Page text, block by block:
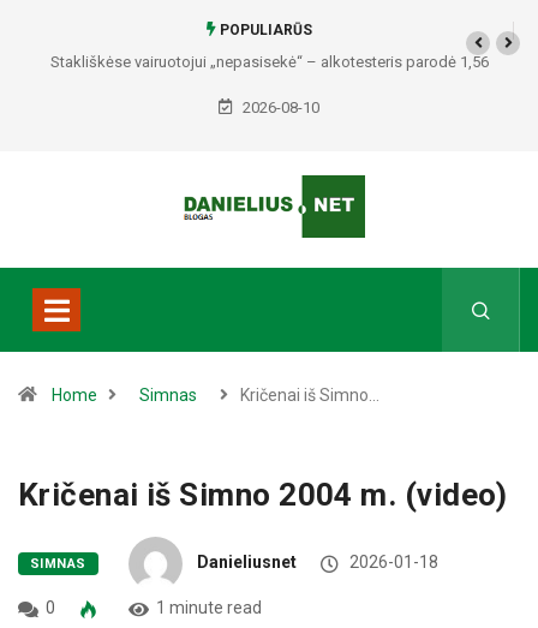
POPULIARŪS
Stakliškėse vairuotojui „nepasisekė“ – alkotesteris parodė 1,56
2026-08-10
Home Simnas Kričenai iš Simno…
Kričenai iš Simno 2004 m. (video)
SIMNAS Danieliusnet 2026-01-18
0 1 minute read